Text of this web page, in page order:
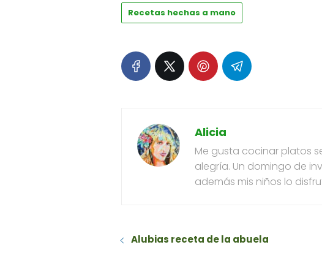
Recetas hechas a mano
Alicia
Me gusta cocinar platos
alegría. Un domingo de
además mis niños lo
Alubias receta de la abuela